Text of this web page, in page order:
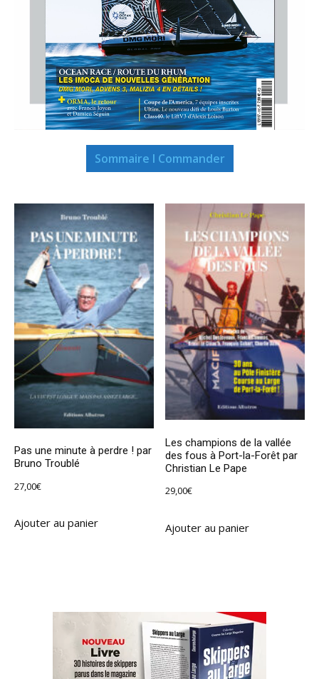
Sommaire I Commander
Pas une minute à perdre ! par
Bruno Troublé
27,00€
Ajouter au panier
Les champions de la vallée
des fous à Port-la-Forêt par
Christian Le Pape
29,00€
Ajouter au panier